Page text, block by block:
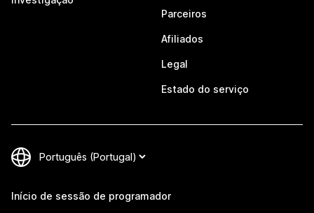
Parceiros
Afiliados
Legal
Estado do serviço
Início de sessão de programador